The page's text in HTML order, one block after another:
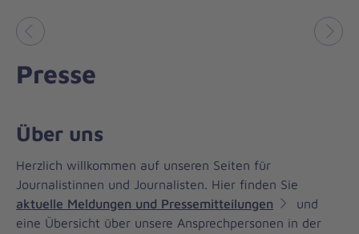
Vorheriges
Presse
Über uns
Herzlich willkommen auf unseren Seiten für
Journalistinnen und Journalisten. Hier finden Sie
aktuelle Meldungen und Pressemitteilungen
und
eine Übersicht über unsere Ansprechpersonen in der